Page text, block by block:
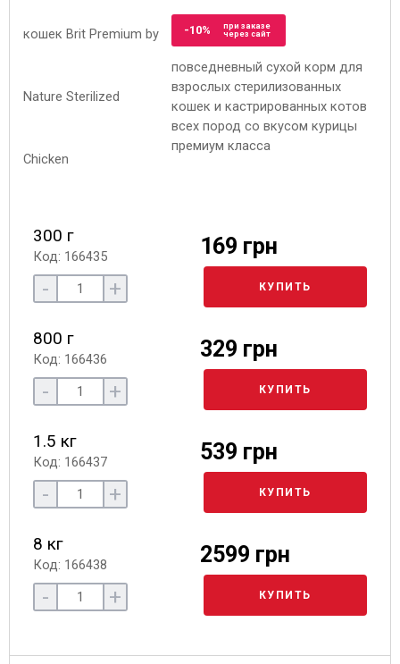
-10%
при заказе
через сайт
повседневный сухой корм для
взрослых стерилизованных
кошек и кастрированных котов
всех пород со вкусом курицы
премиум класса
300 г
Код: 166435 169 грн
- + КУПИТЬ
800 г
Код: 166436 329 грн
- + КУПИТЬ
1.5 кг
Код: 166437 539 грн
- + КУПИТЬ
8 кг
Код: 166438 2599 грн
- + КУПИТЬ